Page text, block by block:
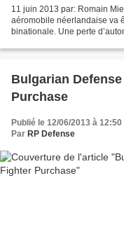
11 juin 2013 par: Romain
aéromobile néerlandaise va
binationale. Une perte
Bulgarian
Purchase
Publié le 12/06/2013 à 12:50
Par RP Defense